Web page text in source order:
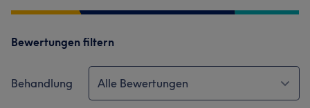
Bewertungen filtern
Behandlung Alle Bewertungen